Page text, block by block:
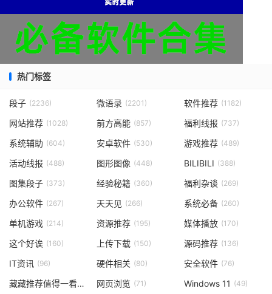
热门标签
段子 (2236) 微语录 (2201) 软件推荐 (1182)
网站推荐 (1028) 前方高能 (857) 福利线报 (737)
系统辅助 (604) 安卓软件 (530) 游戏推荐 (489)
活动线报 (488) 图形图像 (448) BILIBILI (388)
图集段子 (373) 经验秘籍 (360) 福利杂谈 (269)
办公软件 (267) 天天见 (266) 系统必备 (260)
单机游戏 (214) 资源推荐 (195) 媒体播放 (170)
这个好诶 (160) 上传下载 (150) 源码推荐 (136)
IT资讯 (96) 硬件相关 (80) 安全软件 (76)
藏藏推荐值得一看(73) 网页浏览 (71) Windows 11 (49)